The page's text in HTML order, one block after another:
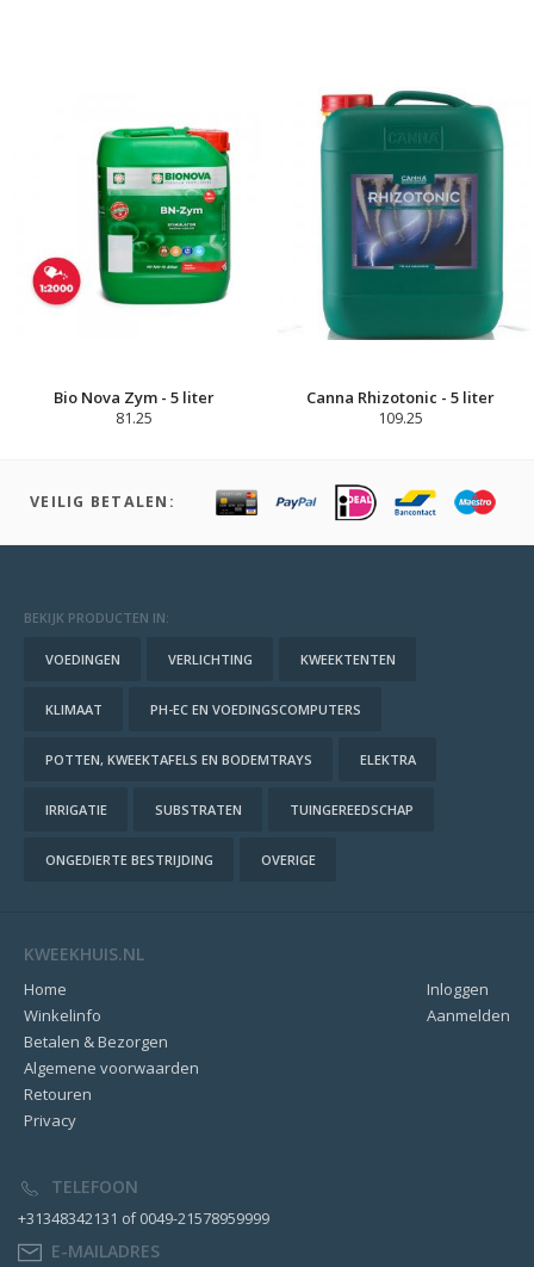
Bio Nova Zym - 5 liter
81.25
Canna Rhizotonic - 5 liter
109.25
VEILIG BETALEN:
BEKIJK PRODUCTEN IN:
VOEDINGEN VERLICHTING KWEEKTENTEN
KLIMAAT PH-EC EN VOEDINGSCOMPUTERS
POTTEN, KWEEKTAFELS EN BODEMTRAYS ELEKTRA
IRRIGATIE SUBSTRATEN TUINGEREEDSCHAP
ONGEDIERTE BESTRIJDING OVERIGE
KWEEKHUIS.NL
Inloggen
Aanmelden
Home
Winkelinfo
Betalen & Bezorgen
Algemene voorwaarden
Retouren
Privacy
TELEFOON
+31348342131 of 0049-21578959999
E-MAILADRES